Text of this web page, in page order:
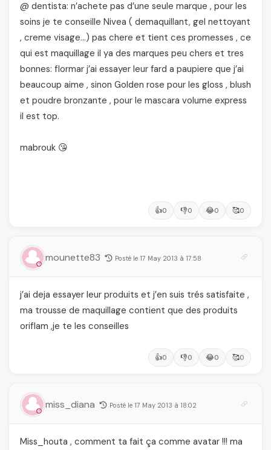
@ dentista: n’achete pas d’une seule marque , pour les
soins je te conseille Nivea ( demaquillant, gel nettoyant
, creme visage…) pas chere et tient ces promesses , ce
qui est maquillage il ya des marques peu chers et tres
bonnes: flormar j’ai essayer leur fard a paupiere que j’ai
beaucoup aime , sinon Golden rose pour les gloss , blush
et poudre bronzante , pour le mascara volume express
il est top.
mabrouk 😘
👍0 👎0 😂0 🥰0
mounette83 Posté le 17 May 2013 à 17:58
j’ai deja essayer leur produits et j’en suis trés satisfaite ,
ma trousse de maquillage contient que des produits
oriflam ,je te les conseilles
👍0 👎0 😂0 🥰0
miss_diana Posté le 17 May 2013 à 18:02
Miss_houta , comment ta fait ça comme avatar !!! ma